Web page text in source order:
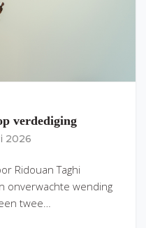
verdediging
2026
Ridouan Taghi
onverwachte wending
twee…